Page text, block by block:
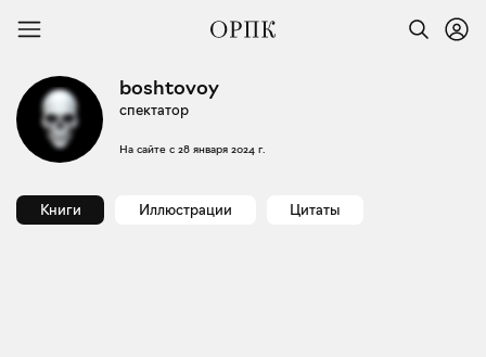
boshtovoy
спектатор
На сайте с 28 января 2024 г.
Книги Иллюстрации Цитаты